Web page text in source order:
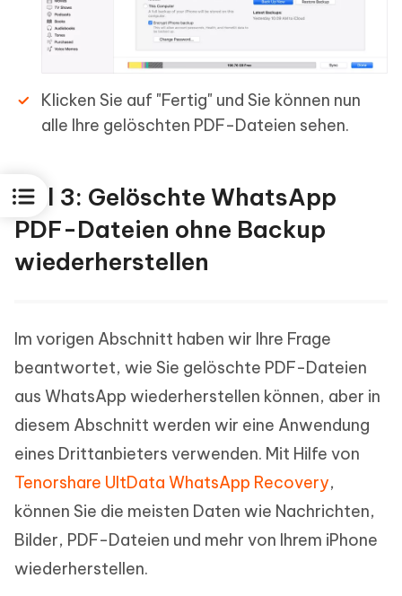
Klicken Sie auf "Fertig" und Sie können nun
alle Ihre gelöschten PDF-Dateien sehen.
Teil 3: Gelöschte WhatsApp
PDF-Dateien ohne Backup
wiederherstellen
Im vorigen Abschnitt haben wir Ihre Frage
beantwortet, wie Sie gelöschte PDF-Dateien
aus WhatsApp wiederherstellen können, aber in
diesem Abschnitt werden wir eine Anwendung
eines Drittanbieters verwenden. Mit Hilfe von
Tenorshare UltData WhatsApp Recovery,
können Sie die meisten Daten wie Nachrichten,
Bilder, PDF-Dateien und mehr von Ihrem iPhone
wiederherstellen.